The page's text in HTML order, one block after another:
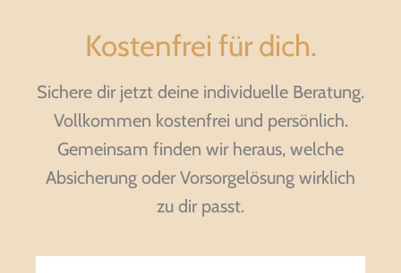
Kostenfrei für dich.
Sichere dir jetzt deine individuelle Beratung.
Vollkommen kostenfrei und persönlich.
Gemeinsam finden wir heraus, welche
Absicherung oder Vorsorgelösung wirklich
zu dir passt.